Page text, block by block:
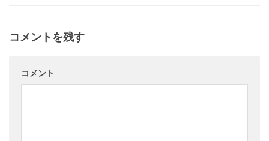
コメントを残す
コメント